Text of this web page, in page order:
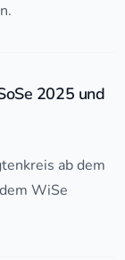
2025 und
ab dem
WiSe